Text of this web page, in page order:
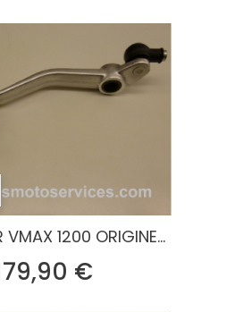
VMAX 1200 ORIGINE...
€Prix